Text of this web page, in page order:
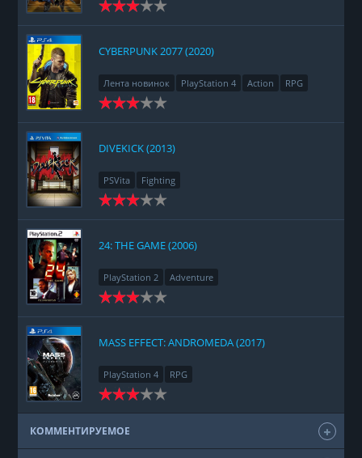
CYBERPUNK 2077 (2020)
Лента новинок PlayStation 4 Action
RPG
Racing
Adventure
DIVEKICK (2013)
PSVita Fighting
24: THE GAME (2006)
PlayStation 2 Adventure
MASS EFFECT: ANDROMEDA (2017)
PlayStation 4 RPG
КОММЕНТИРУЕМОЕ